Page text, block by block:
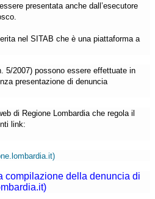
presentata anche dall’esecutore
nel SITAB che è una piattaforma a
5/2007) possono essere effettuate in
presentazione di denuncia
di Regione Lombardia che regola il
link:
compilazione della denuncia di